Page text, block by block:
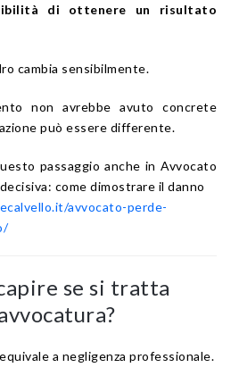
di ottenere un risultato
cambia sensibilmente.
non avrebbe avuto concrete
può essere differente.
passaggio anche in Avvocato
come dimostrare il danno
avvocato-perde-
se si tratta
a negligenza professionale.